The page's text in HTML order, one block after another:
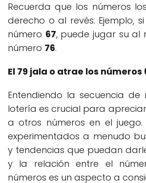
Recuerda que los números
derecho o al revés. Ejemplo,
número 67, puede jugar su al
número 76.
El 79 jala o atrae los números
Entendiendo la secuencia de
lotería es crucial para
a otros números en el juego.
experimentados a menudo
y tendencias que puedan
y la relación entre el
números es un aspecto a